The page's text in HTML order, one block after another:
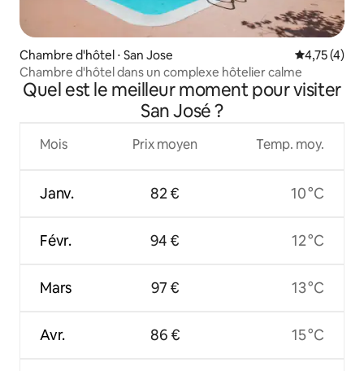
Chambre d'hôtel ⋅ San Jose Évaluation
4,75 (4)
Chambre d'hôtel dans un complexe hôtelier calme
Quel est le meilleur moment pour visiter
San José ?
Mois
Janv.
Févr.
Mars
Avr.
Prix moyen
82 €
94 €
97 €
86 €
Temp. moy.
10 °C
12 °C
13 °C
15 °C